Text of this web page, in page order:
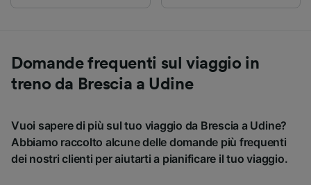
Domande frequenti sul viaggio in
treno da Brescia a Udine
Vuoi sapere di più sul tuo viaggio da Brescia a Udine?
Abbiamo raccolto alcune delle domande più frequenti
dei nostri clienti per aiutarti a pianificare il tuo viaggio.